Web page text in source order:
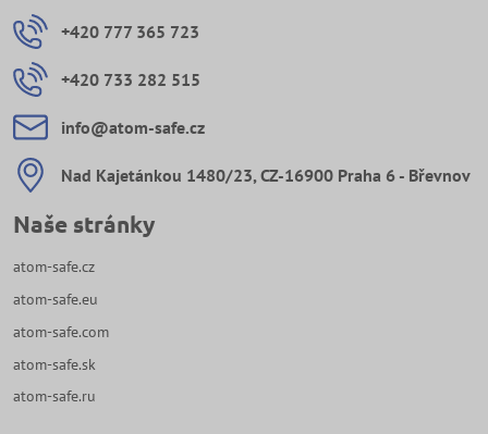
+420 777 365 723
+420 733 282 515
info​@atom-safe​.cz
Nad Kajetánkou 1480/23, CZ-16900 Praha 6 - Břevnov
Naše stránky
atom-safe.cz
atom-safe.eu
atom-safe.com
atom-safe.sk
atom-safe.ru